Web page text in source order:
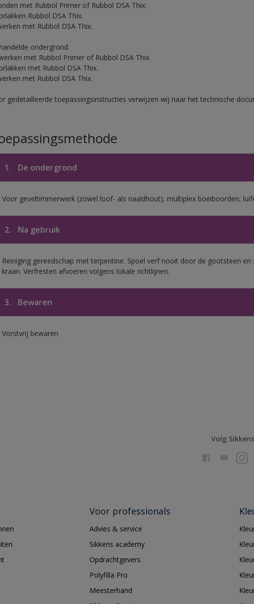
met Rubbol Primer of Rubbol DSA Thix.
Rubbol DSA Thix.
met Rubbol DSA Thix.
ondergrond.
met Rubbol Primer of Rubbol DSA Thix.
met Rubbol DSA Thix.
met Rubbol DSA Thix.
gedetailleerde toepassingsinstructies verwijzen wij naar het technische
1. De ondergrond
Voor geveltimmerwerk (zowel loof- als naaldhout), multiplex boeiboorden,
2. Na gebruik
Reiniging gereedschap met terpentine. Spoel verf nooit door de gootsteen
kraan. Verfresten afvoeren volgens lokale richtlijnen.
3. Bewaren
Vorstvrij bewaren
Volg Sikkens
Voor professionals
Advies & service
Sikkens academy
Opdrachtgevers
Polyfilla Pro
Meesterhand